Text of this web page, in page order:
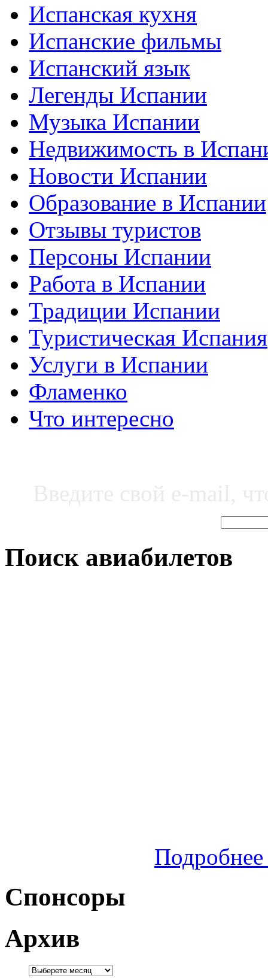
Испанская кухня
Испанские фильмы
Испанский язык
Легенды Испании
Музыка Испании
Недвижимость в
Новости Испании
Образование в Испании
Отзывы туристов
Персоны Испании
Работа в Испании
Традиции Испании
Туристическая Испания
Услуги в Испании
Фламенко
Что интересно
Поиск авиабилетов
Спонсоры
Архив